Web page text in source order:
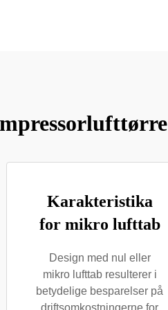
Karakteristika
for mikro lufttab
Design med nul eller
mikro lufttab resulterer i
betydelige besparelser på
driftsomkostningerne for